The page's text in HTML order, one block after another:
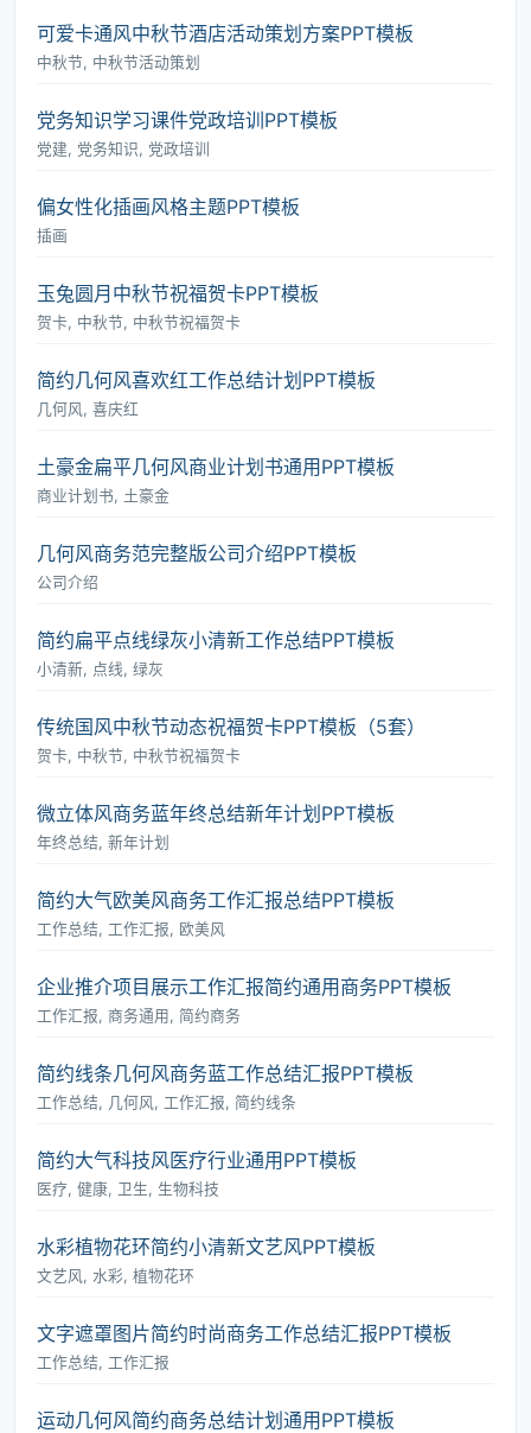
可爱卡通风中秋节酒店活动策划方案PPT模板
中秋节, 中秋节活动策划
党务知识学习课件党政培训PPT模板
党建, 党务知识, 党政培训
偏女性化插画风格主题PPT模板
插画
玉兔圆月中秋节祝福贺卡PPT模板
贺卡, 中秋节, 中秋节祝福贺卡
简约几何风喜欢红工作总结计划PPT模板
几何风, 喜庆红
土豪金扁平几何风商业计划书通用PPT模板
商业计划书, 土豪金
几何风商务范完整版公司介绍PPT模板
公司介绍
简约扁平点线绿灰小清新工作总结PPT模板
小清新, 点线, 绿灰
传统国风中秋节动态祝福贺卡PPT模板（5套）
贺卡, 中秋节, 中秋节祝福贺卡
微立体风商务蓝年终总结新年计划PPT模板
年终总结, 新年计划
简约大气欧美风商务工作汇报总结PPT模板
工作总结, 工作汇报, 欧美风
企业推介项目展示工作汇报简约通用商务PPT模板
工作汇报, 商务通用, 简约商务
简约线条几何风商务蓝工作总结汇报PPT模板
工作总结, 几何风, 工作汇报, 简约线条
简约大气科技风医疗行业通用PPT模板
医疗, 健康, 卫生, 生物科技
水彩植物花环简约小清新文艺风PPT模板
文艺风, 水彩, 植物花环
文字遮罩图片简约时尚商务工作总结汇报PPT模板
工作总结, 工作汇报
运动几何风简约商务总结计划通用PPT模板